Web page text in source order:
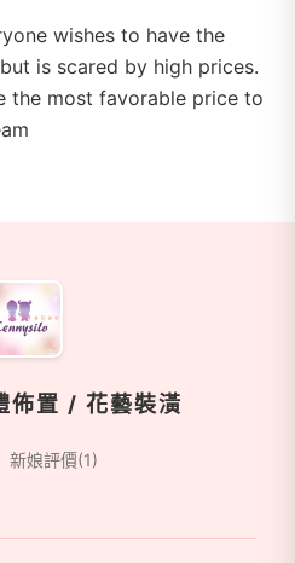
wishes to have the
is scared by high prices.
the most favorable price to
佈置 / 花藝裝潢
新娘評價(1)